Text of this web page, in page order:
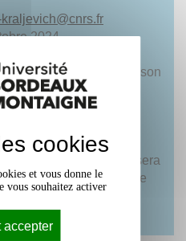
@cnrs.fr
2024
2024, à 17h à la Maison
et visite guidée de
invité : Philippe
à 16h, un séminaire sera
et sur le
portent sur
cookies
et vous donne le
vous souhaitez activer
accepter